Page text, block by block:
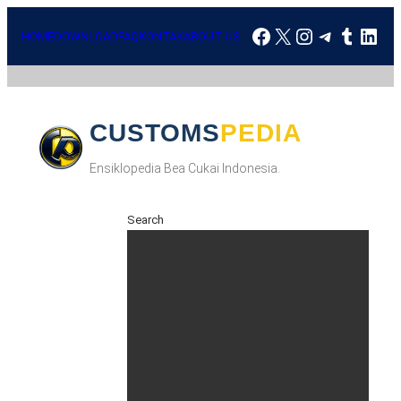
HOMEDOWNLOADFAQKONTAKABOUT US
CUSTOMSPEDIA
Ensiklopedia Bea Cukai Indonesia.
Search